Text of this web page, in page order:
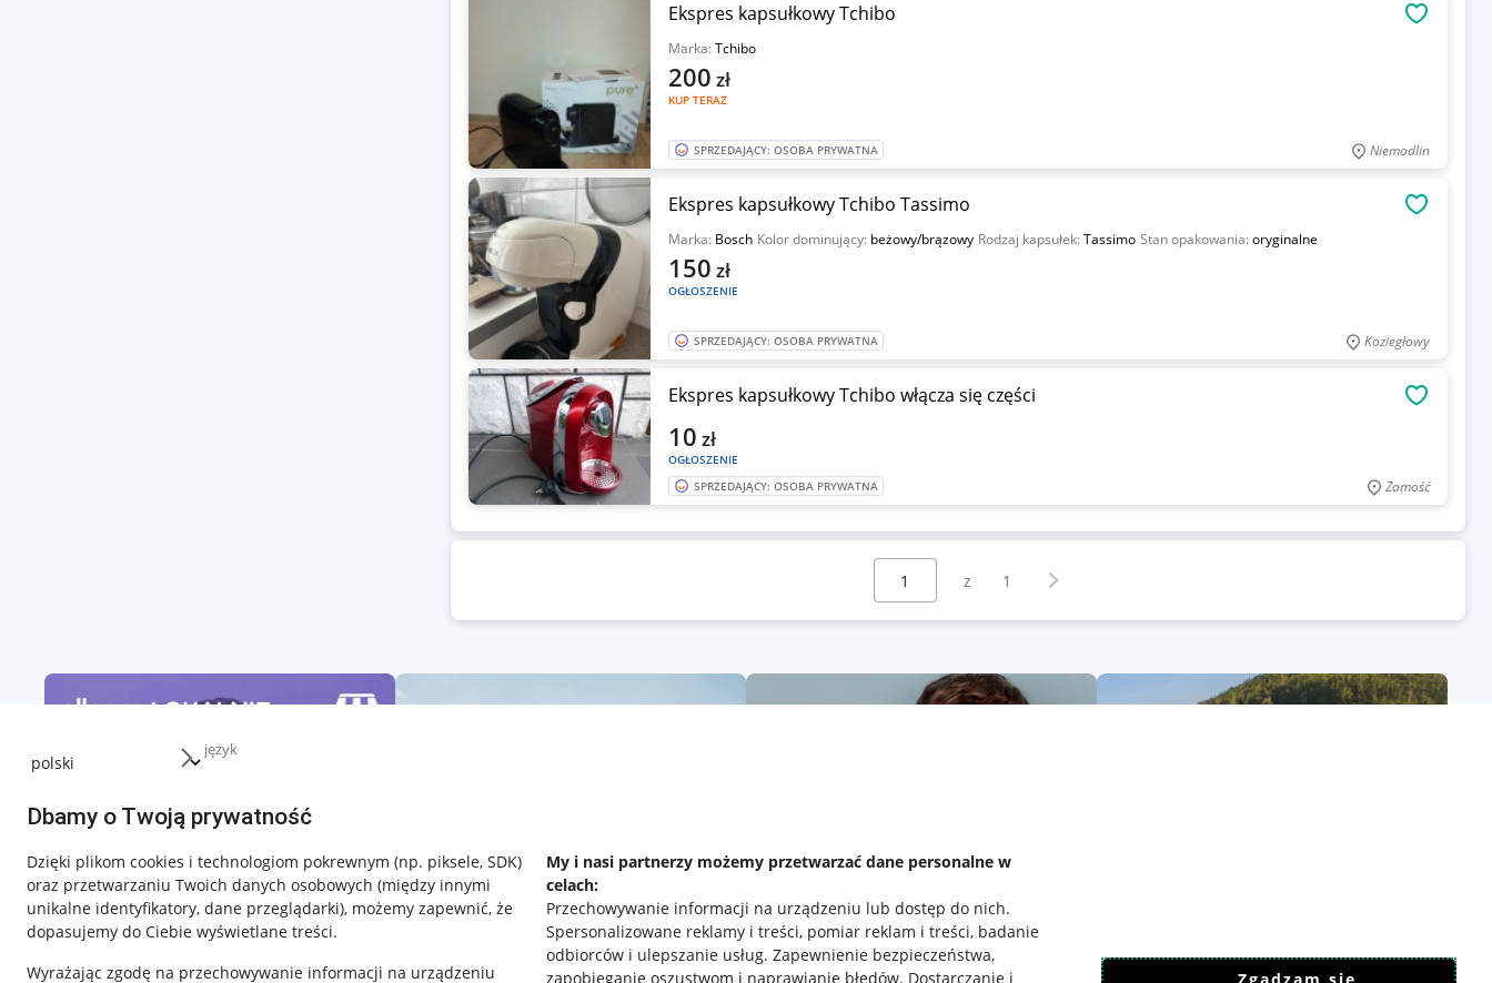
język
Dbamy o Twoją prywatność
Dzięki plikom cookies i technologiom pokrewnym (np. piksele, SDK)
oraz przetwarzaniu Twoich danych osobowych (między innymi
unikalne identyfikatory, dane przeglądarki), możemy zapewnić, że
dopasujemy do Ciebie wyświetlane treści.
Wyrażając zgodę na przechowywanie informacji na urządzeniu
My i nasi partnerzy możemy przetwarzać dane personalne w
celach:
Przechowywanie informacji na urządzeniu lub dostęp do nich.
Spersonalizowane reklamy i treści, pomiar reklam i treści, badanie
odbiorców i ulepszanie usług. Zapewnienie bezpieczeństwa,
zapobieganie oszustwom i naprawianie błędów. Dostarczanie i Zgadzam się
Ekspres kapsułkowy Tchibo
Marka:Tchibo
KUP TERAZ
200 zł
SPRZEDAJĄCY: OSOBA PRYWATNA Niemodlin
Ekspres kapsułkowy Tchibo Tassimo
Marka: Bosch Kolor dominujący: beżowy/brązowy Rodzaj kapsułek:Tassimo Stan opakowania:oryginalne
OGŁOSZENIE
150 zł
SPRZEDAJĄCY: OSOBA PRYWATNA Koziegłowy
Ekspres kapsułkowy Tchibo włącza się części
OGŁOSZENIE
10 zł
SPRZEDAJĄCY: OSOBA PRYWATNA Zamość
Wybierz stronę:
z 1 Następna strona